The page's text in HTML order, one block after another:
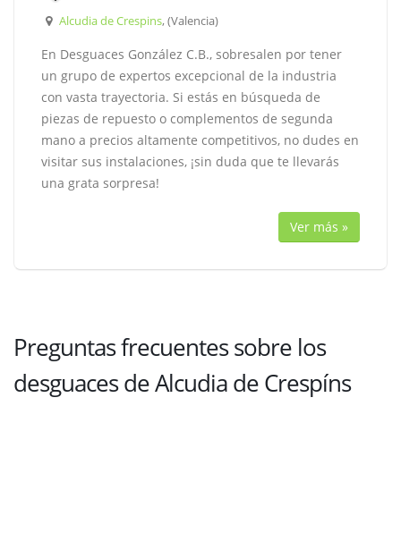
Alcudia de Crespins, (Valencia)
En Desguaces González C.B., sobresalen por tener
un grupo de expertos excepcional de la industria
con vasta trayectoria. Si estás en búsqueda de
piezas de repuesto o complementos de segunda
mano a precios altamente competitivos, no dudes en
visitar sus instalaciones, ¡sin duda que te llevarás
una grata sorpresa!
Ver más »
Preguntas frecuentes sobre los
desguaces de Alcudia de Crespíns